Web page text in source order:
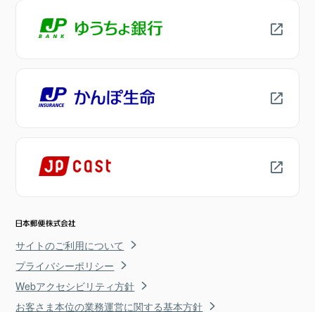
サイトのご利用について
プライバシーポリシー
Webアクセシビリティ方針
お客さま本位の業務運営に関する基本方針